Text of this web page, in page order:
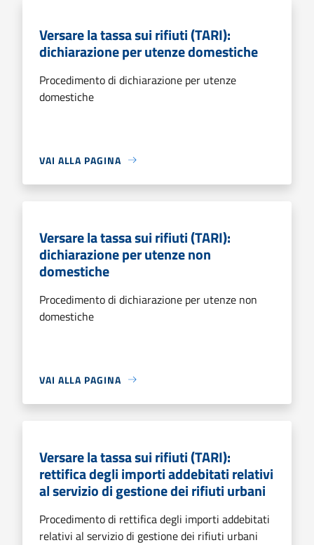
Versare la tassa sui rifiuti (TARI):
dichiarazione per utenze domestiche
Procedimento di dichiarazione per utenze
domestiche
VAI ALLA PAGINA
Versare la tassa sui rifiuti (TARI):
dichiarazione per utenze non
domestiche
Procedimento di dichiarazione per utenze non
domestiche
VAI ALLA PAGINA
Versare la tassa sui rifiuti (TARI):
rettifica degli importi addebitati relativi
al servizio di gestione dei rifiuti urbani
Procedimento di rettifica degli importi addebitati
relativi al servizio di gestione dei rifiuti urbani